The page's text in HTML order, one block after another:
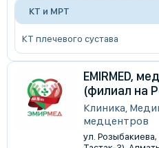
КТ и МРТ
КТ плечевого сустава
EMIRMED,
(филиал на
Клиника,
медцентров
​ул.